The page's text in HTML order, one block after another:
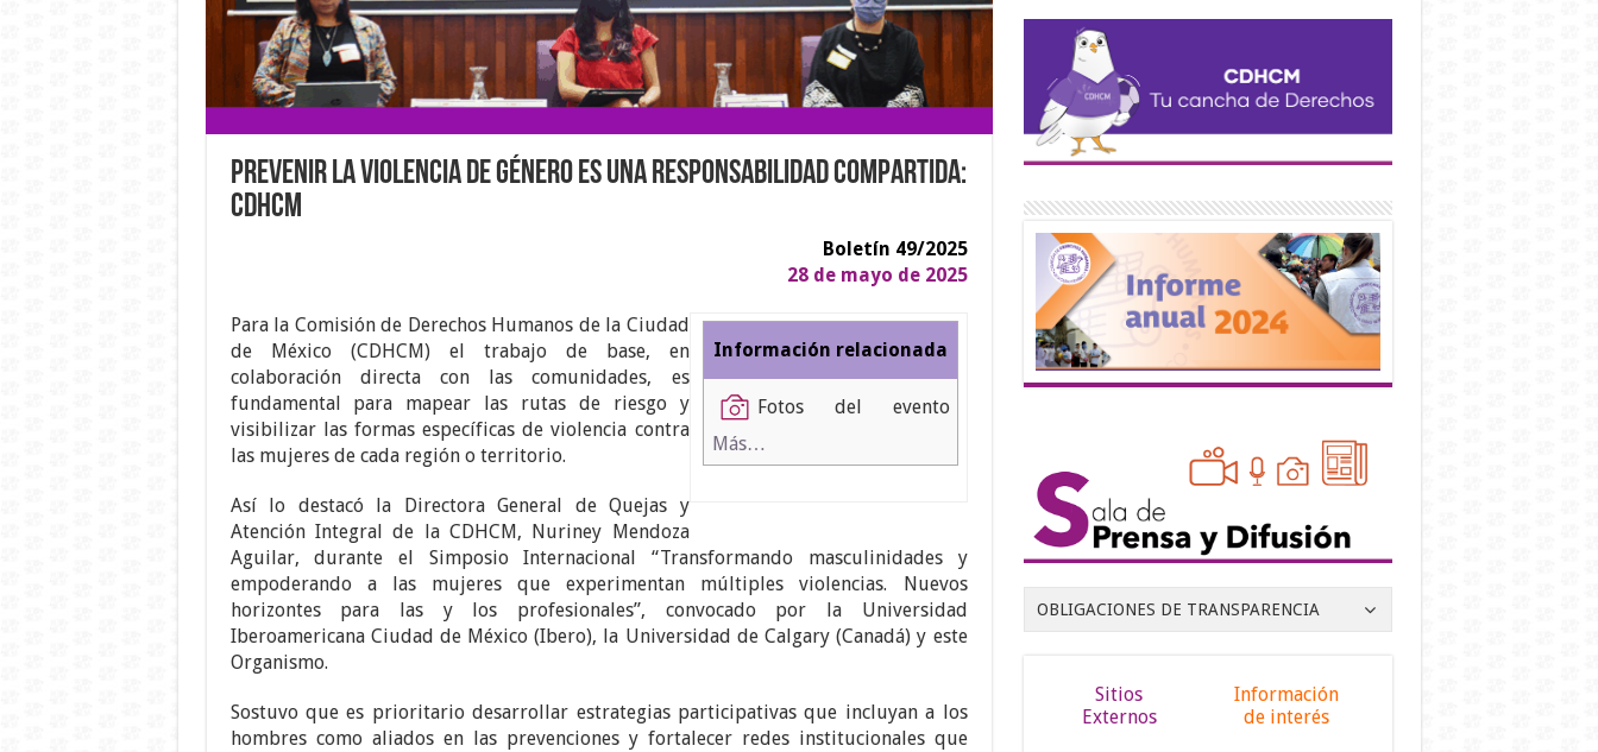
Prevenir la violencia de género es una responsabilidad compartida:
CDHCM
Boletín 49/2025
28 de mayo de 2025
Información relacionada
Fotos del evento
Más…
Para la Comisión de Derechos Humanos de la Ciudad
de México (CDHCM) el trabajo de base, en
colaboración directa con las comunidades, es
fundamental para mapear las rutas de riesgo y
visibilizar las formas específicas de violencia contra
las mujeres de cada región o territorio.
Así lo destacó la Directora General de Quejas y
Atención Integral de la CDHCM, Nuriney Mendoza
Aguilar, durante el Simposio Internacional “Transformando masculinidades y
empoderando a las mujeres que experimentan múltiples violencias. Nuevos
horizontes para las y los profesionales”, convocado por la Universidad
Iberoamericana Ciudad de México (Ibero), la Universidad de Calgary (Canadá) y este
Organismo.
Sostuvo que es prioritario desarrollar estrategias participativas que incluyan a los
hombres como aliados en las prevenciones y fortalecer redes institucionales que
OBLIGACIONES DE TRANSPARENCIA
Sitios
Externos
Información
de interés